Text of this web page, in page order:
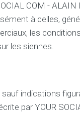
t
o
é
r
COM -
à celles,
les
les siennes.
indications
par YOUR